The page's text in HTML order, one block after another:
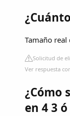
Tamaño
Solicitud de
Ver respuesta
¿Cómo
en 4 3 ó